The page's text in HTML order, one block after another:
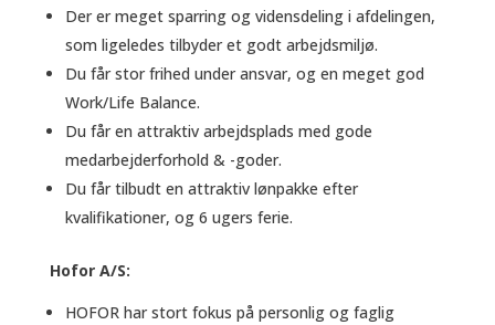
Der er meget sparring og vidensdeling i afdelingen,
som ligeledes tilbyder et godt arbejdsmiljø.
Du får stor frihed under ansvar, og en meget god
Work/Life Balance.
Du får en attraktiv arbejdsplads med gode
medarbejderforhold & -goder.
Du får tilbudt en attraktiv lønpakke efter
kvalifikationer, og 6 ugers ferie.
Hofor A/S:
HOFOR har stort fokus på personlig og faglig